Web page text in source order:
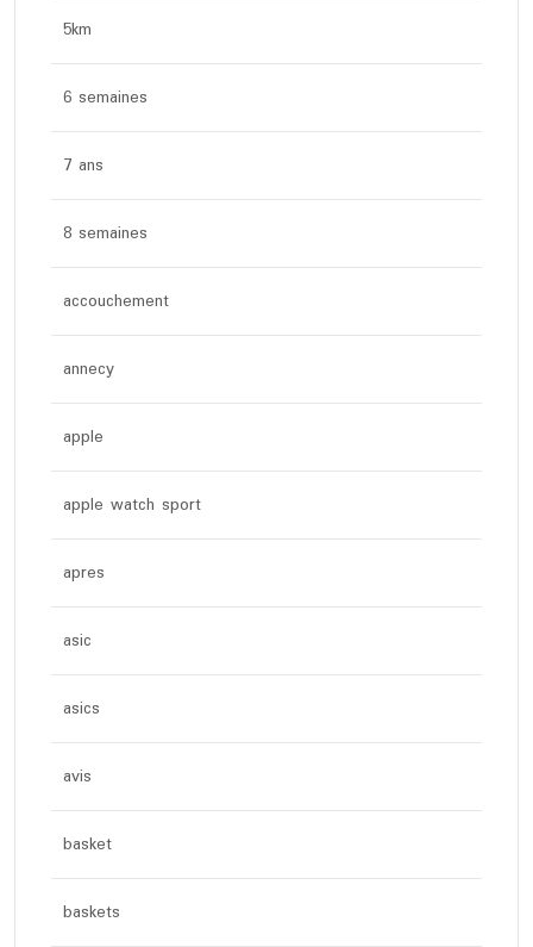
5km
6 semaines
7 ans
8 semaines
accouchement
annecy
apple
apple watch sport
apres
asic
asics
avis
basket
baskets